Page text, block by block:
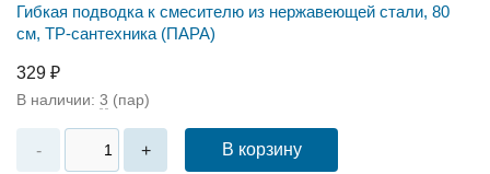
Гибкая подводка к смесителю из нержавеющей стали, 80
см, ТР-сантехника (ПАРА)
329 ₽
В наличии: 3 (пар)
- + В корзину